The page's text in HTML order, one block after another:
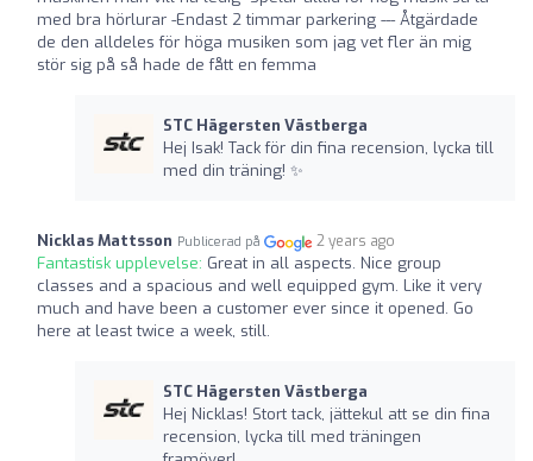
med bra hörlurar -Endast 2 timmar parkering --- Åtgärdade
de den alldeles för höga musiken som jag vet fler än mig
stör sig på så hade de fått en femma
STC Hägersten Västberga
Hej Isak! Tack för din fina recension, lycka till
med din träning! ✨
Nicklas Mattsson Publicerad på 2 years ago
Fantastisk upplevelse: Great in all aspects. Nice group
classes and a spacious and well equipped gym. Like it very
much and have been a customer ever since it opened. Go
here at least twice a week, still.
STC Hägersten Västberga
Hej Nicklas! Stort tack, jättekul att se din fina
recension, lycka till med träningen